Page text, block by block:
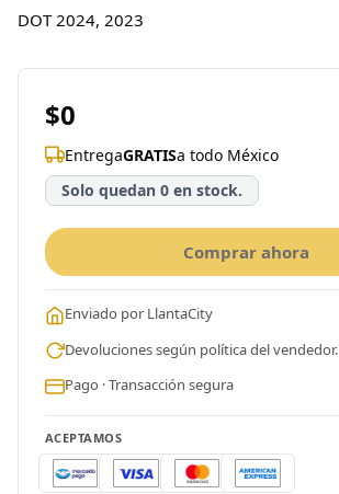
DOT 2024, 2023
$0
EntregaGRATISa todo México
Solo quedan 0 en stock.
Comprar ahora
Enviado por LlantaCity
Devoluciones según política del vendedor.
Pago · Transacción segura
ACEPTAMOS